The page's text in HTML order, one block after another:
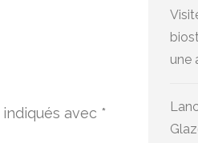
avec *
une